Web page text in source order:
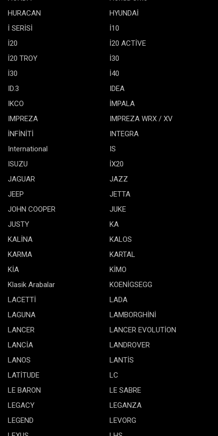
HURACAN
HYUNDAİ
İ SERİSİ
İ10
İ20
İ20 ACTİVE
İ20 TROY
İ30
İ30
İ40
ID.3
IDEA
IKCO
İMPALA
IMPREZA
IMPREZA WRX / XV
İNFİNİTİ
INTEGRA
International
IS
ISUZU
İX20
JAGUAR
JAZZ
JEEP
JETTA
JOHN COOPER
JUKE
JUSTY
KA
KALİNA
KALOS
KARMA
KARTAL
KİA
KİMO
Klasik Arabalar
KOENİGSEGG
LACETTİ
LADA
LAGUNA
LAMBORGHİNİ
LANCER
LANCER EVOLUTİON
LANCİA
LANDROVER
LANOS
LANTİS
LATİTUDE
LC
LE BARON
LE SABRE
LEGACY
LEGANZA
LEGEND
LEVORG